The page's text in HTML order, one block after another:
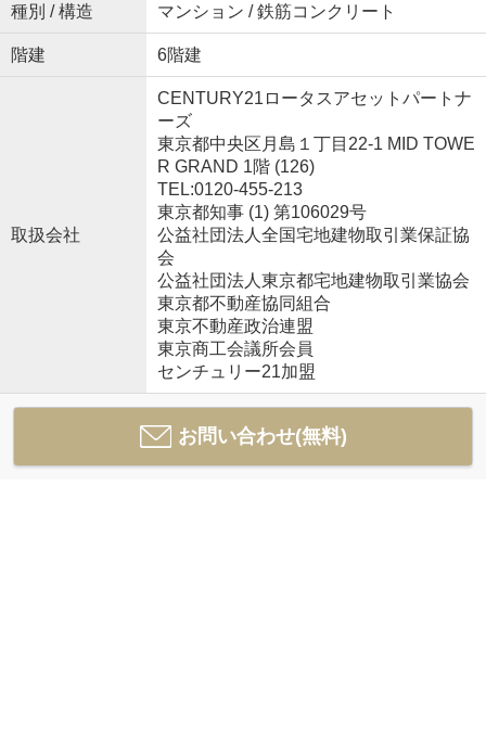
種別 / 構造 マンション / 鉄筋コンクリート
階建 6階建
取扱会社
CENTURY21ロータスアセットパートナ
ーズ
東京都中央区月島１丁目22-1 MID TOWE
R GRAND 1階 (126)
TEL:0120-455-213
東京都知事 (1) 第106029号
公益社団法人全国宅地建物取引業保証協
会
公益社団法人東京都宅地建物取引業協会
東京都不動産協同組合
東京不動産政治連盟
東京商工会議所会員
センチュリー21加盟
お問い合わせ(無料)